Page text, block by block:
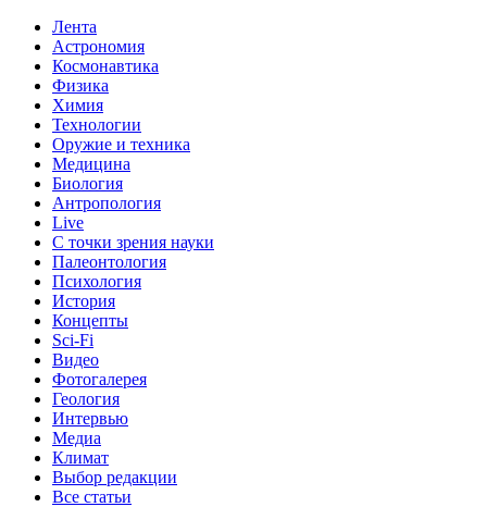
Лента
Астрономия
Космонавтика
Физика
Химия
Технологии
Оружие и техника
Медицина
Биология
Антропология
Live
С точки зрения науки
Палеонтология
Психология
История
Концепты
Sci-Fi
Видео
Фотогалерея
Геология
Интервью
Медиа
Климат
Выбор редакции
Все статьи